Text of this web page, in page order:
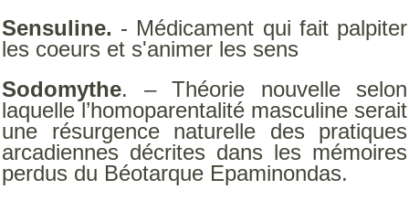
Sensuline. - Médicament qui fait palpiter
les coeurs et s'animer les sens
Sodomythe. – Théorie nouvelle selon
laquelle l’homoparentalité masculine serait
une résurgence naturelle des pratiques
arcadiennes décrites dans les mémoires
perdus du Béotarque Epaminondas.